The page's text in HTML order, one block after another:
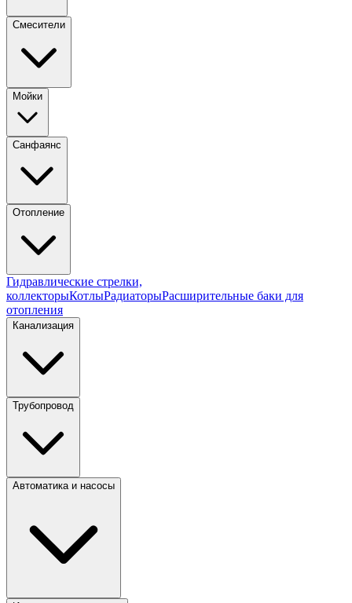
Смесители
Мойки
Санфаянс
Отопление
Гидравлические стрелки,
коллекторыКотлыРадиаторыРасширительные баки для
отопления
Канализация
Трубопровод
Автоматика и насосы